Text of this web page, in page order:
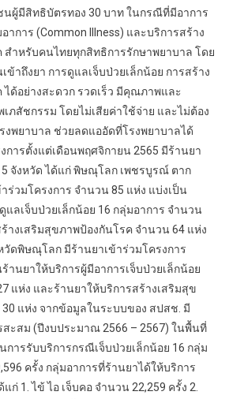
นผู้มีสิทธิบัตรทอง 30 บาท ในกรณีที่มีอาการ
าการ (Common Illness) และบริการสร้าง
สำหรับคนไทยทุกสิทธิการรักษาพยาบาล โดย
ข้าถึงยา การดูแลเจ็บป่วยเล็กน้อย การสร้าง
ด้อย่างสะดวก รวดเร็ว มีคุณภาพและ
ภสัชกรรม โดยไม่เสียค่าใช้จ่าย และไม่ต้อง
งพยาบาล ช่วยลดแออัดที่โรงพยาบาลได้
การตั้งแต่เดือนพฤศจิกายน 2565 มีร้านยา
จังหวัด ได้แก่ พิษณุโลก เพชรบูรณ์ ตาก
ร่วมโครงการ จำนวน 85 แห่ง แบ่งเป็น
แลเจ็บป่วยเล็กน้อย 16 กลุ่มอาการ จำนวน
างเสริมสุขภาพป้องกันโรค จำนวน 64 แห่ง
ดพิษณุโลก มีร้านยาเข้าร่วมโครงการ
านยาให้บริการผู้มีอาการเจ็บป่วยเล็กน้อย
แห่ง และร้านยาให้บริการสร้างเสริมสุข
แห่ง จากข้อมูลในระบบของ สปสช. มี
ะสม (ปีงบประมาณ 2566 – 2567) ในพื้นที่
ารรับบริการกรณีเจ็บป่วยเล็กน้อย 16 กลุ่ม
ครั้ง กลุ่มอาการที่ร้านยาได้ให้บริการ
ก่ 1. ไข้ ไอ เจ็บคอ จำนวน 22,259 ครั้ง 2.